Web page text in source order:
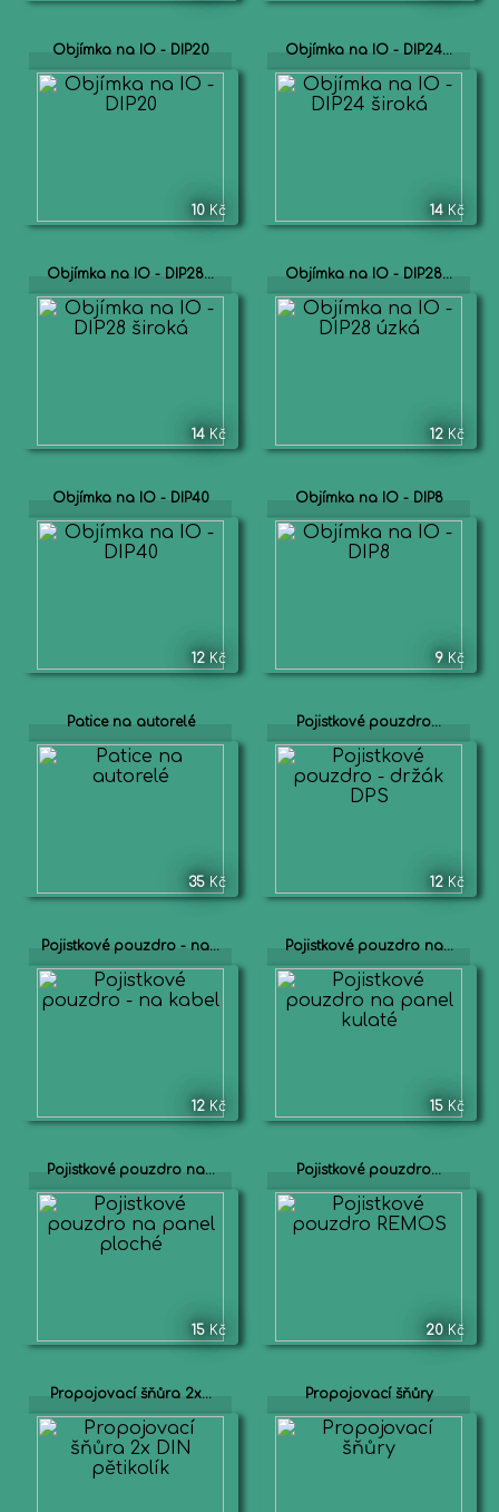
Objímka na IO - DIP20
10 Kč
Objímka na IO - DIP24...
14 Kč
Objímka na IO - DIP28...
14 Kč
Objímka na IO - DIP28...
12 Kč
Objímka na IO - DIP40
12 Kč
Objímka na IO - DIP8
9 Kč
Patice na autorelé
35 Kč
Pojistkové pouzdro...
12 Kč
Pojistkové pouzdro - na...
12 Kč
Pojistkové pouzdro na...
15 Kč
Pojistkové pouzdro na...
15 Kč
Pojistkové pouzdro...
20 Kč
Propojovací šňůra 2x... Propojovací šňůry